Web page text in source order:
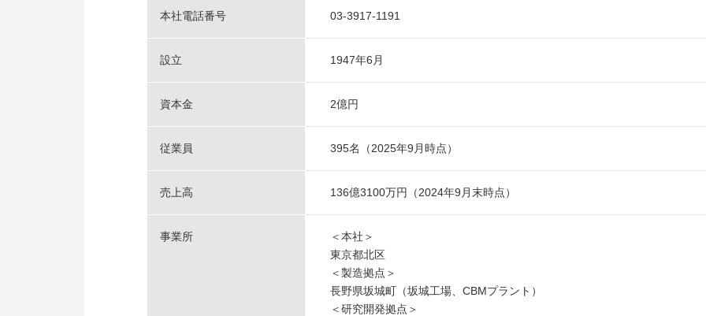
本社電話番号 03-3917-1191
設立 1947年6月
資本金 2億円
従業員 395名（2025年9月時点）
売上高 136億3100万円（2024年9月末時点）
事業所
＜本社＞
東京都北区
＜製造拠点＞
長野県坂城町（坂城工場、CBMプラント）
＜研究開発拠点＞